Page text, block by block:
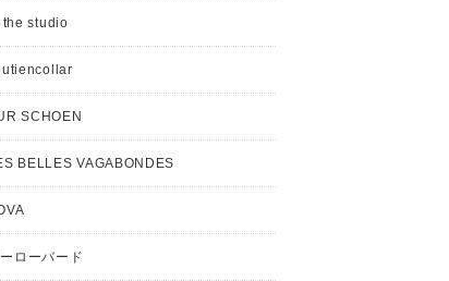
the studio
SCHOEN
BELLES VAGABONDES
ーローバード